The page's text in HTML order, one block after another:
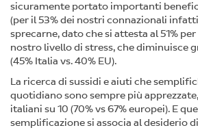
sicuramente portato importanti
(per il 53% dei nostri connazionali
sprecarne, dato che si attesta al 51%
nostro livello di stress, che diminuisce
(45% Italia vs. 40% EU).
La ricerca di sussidi e aiuti che
quotidiano sono sempre più
italiani su 10 (70% vs 67% europei). E
semplificazione si associa al desiderio